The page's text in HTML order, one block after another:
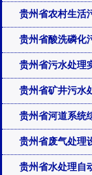
贵州省农村生活
贵州省酸洗磷化
贵州省污水处理
贵州省矿井污水
贵州省河道系统
贵州省废气处理
贵州省水处理自